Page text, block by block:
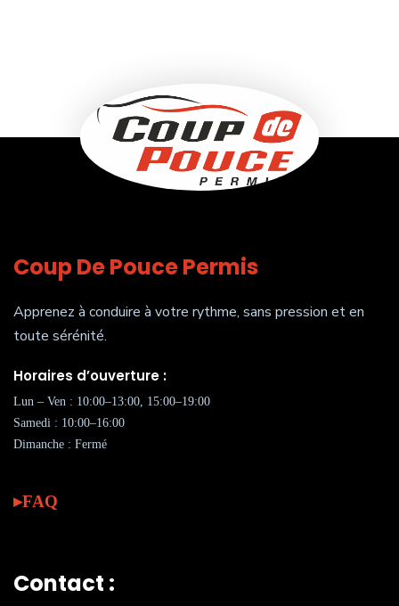
Coup De Pouce Permis
Apprenez à conduire à votre rythme, sans pression et en
toute sérénité.
Horaires d’ouverture :
Lun – Ven : 10:00–13:00, 15:00–19:00
Samedi : 10:00–16:00
Dimanche : Fermé
FAQ
Contact :